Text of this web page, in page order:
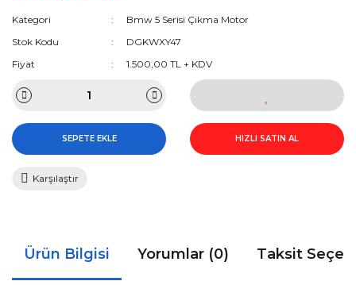
Kategori
Bmw 5 Serisi Çıkma Motor
Stok Kodu
DGKWXY47
Fiyat
1.500,00 TL + KDV
SEPETE EKLE HIZLI SATIN AL
Karşılaştır
Ürün Bilgisi Yorumlar (0) Taksit